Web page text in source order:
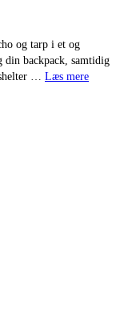
og tarp i et og
din backpack, samtidig
… Læs mere